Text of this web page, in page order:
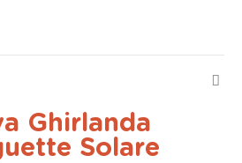
Ghirlanda
Solare